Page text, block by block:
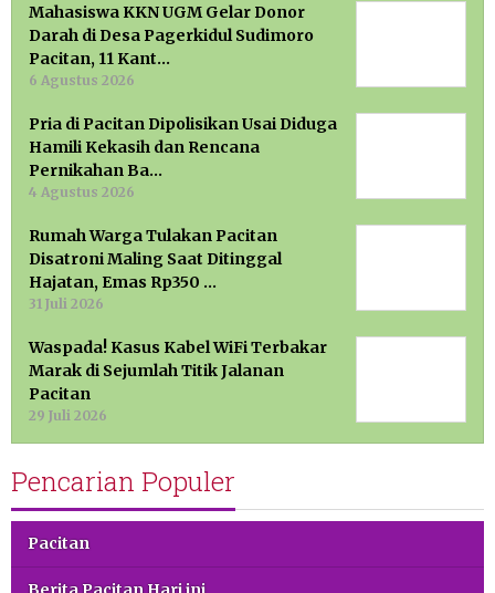
Mahasiswa KKN UGM Gelar Donor
Darah di Desa Pagerkidul Sudimoro
Pacitan, 11 Kant…
6 Agustus 2026
Pria di Pacitan Dipolisikan Usai Diduga
Hamili Kekasih dan Rencana
Pernikahan Ba…
4 Agustus 2026
Rumah Warga Tulakan Pacitan
Disatroni Maling Saat Ditinggal
Hajatan, Emas Rp350 …
31 Juli 2026
Waspada! Kasus Kabel WiFi Terbakar
Marak di Sejumlah Titik Jalanan
Pacitan
29 Juli 2026
Pencarian Populer
Pacitan